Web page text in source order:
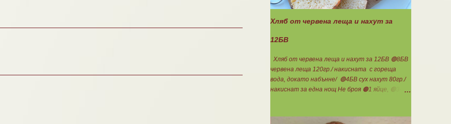
стомаха, диария или друг тип дискомфорт.
Хляб от червена леща и нахут за
12БВ
Хляб от червена леща и нахут за 12БВ 🟢8БВ
червена леща 120гр./ накисната с гореща
вода, докато набънне/ 🟢4БВ сух нахут 80гр./
накиснат за една нощ Не броя 🟠1 яйце, 🟢3-